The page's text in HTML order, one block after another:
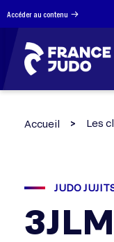
Accéder au contenu
Accueil Les
JUDO
3JLM
Panneau de gestion des